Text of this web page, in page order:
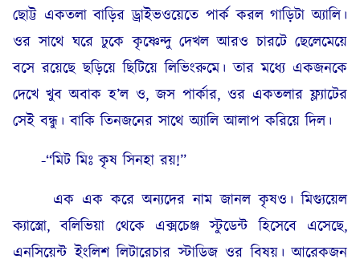
ছোট্ট একতলা বাড়ির ড্রাইভওয়েতে পার্ক করল গাড়িটা অ্যালি।
ওর সাথে ঘরে ঢুকে কৃষ্ণেন্দু দেখল আরও চারটে ছেলেমেয়ে
বসে রয়েছে ছড়িয়ে ছিটিয়ে লিভিংরুমে। তার মধ্যে একজনকে
দেখে খুব অবাক হ’ল ও, জস পার্কার, ওর একতলার ফ্ল্যাটের
সেই বন্ধু। বাকি তিনজনের সাথে অ্যালি আলাপ করিয়ে দিল।
-“মিট মিঃ কৃষ সিনহা রয়!”
এক এক করে অন্যদের নাম জানল কৃষও। মিগ্যুয়েল
ক্যাস্ত্রো, বলিভিয়া থেকে এক্সচেঞ্জ স্টুডেন্ট হিসেবে এসেছে,
এনসিয়েন্ট ইংলিশ লিটারেচার স্টাডিজ ওর বিষয়। আরেকজন